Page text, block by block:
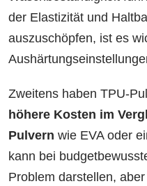
der Elastizität und
auszuschöpfen, ist es
Zweitens haben TPU-
höhere Kosten im
Pulvern wie EVA oder
kann bei
Problem darstellen,